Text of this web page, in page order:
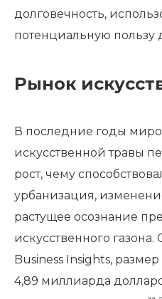
долговечность,
потенциальную пользу
Рынок
В последние годы
искусственной травы
рост, чему
урбанизация,
растущее осознание
искусственного газона.
Business Insights,
4,89 миллиарда